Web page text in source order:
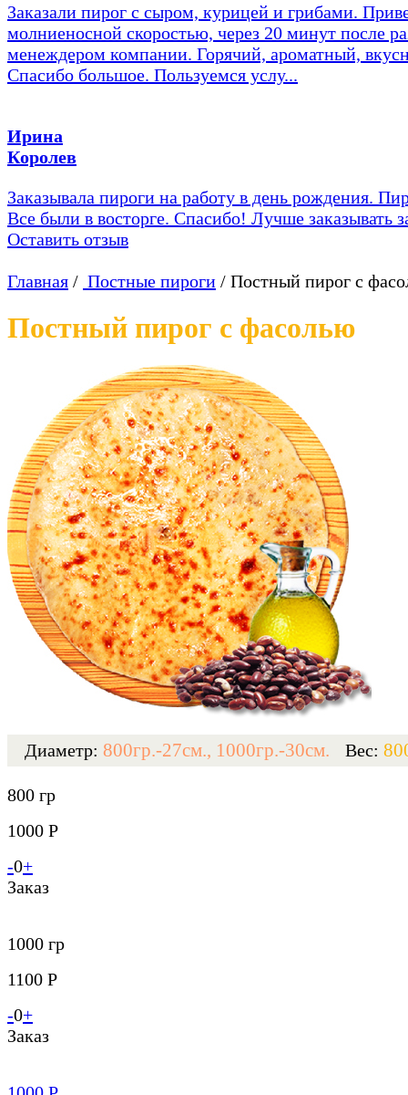
Заказали пирог с сыром, курицей и грибами.
молниеносной скоростью, через 20 минут после
менеждером компании. Горячий, ароматный,
Спасибо большое. Пользуемся услу...
Ирина
Королев
Заказывала пироги на работу в день рождения.
Все были в восторге. Спасибо! Лучше заказывать
Оставить отзыв
Главная / Постные пироги / Постный пирог с
Постный пирог с фасолью
Диаметр: 800гр.-27см., 1000гр.-30см. Вес:
800 гр
1000 Р
-0+
Заказ
1000 гр
1100 Р
-0+
Заказ